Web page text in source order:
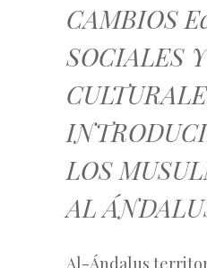
CAMBIOS
SOCIALES Y
LOS
AL
Al-Ándalus